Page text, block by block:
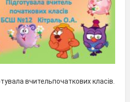
вчительпочаткових класів.